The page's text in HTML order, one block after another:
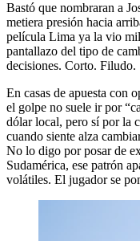
Bastó que nombraran a
metiera presión hacia
película Lima ya la vio
pantallazo del tipo de
decisiones. Corto. Filudo.
En casas de apuesta con
el golpe no suele ir por
dólar local, pero sí por la
cuando siente alza
No lo digo por posar de
Sudamérica, ese patrón
volátiles. El jugador se